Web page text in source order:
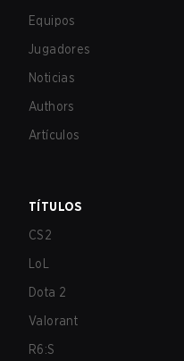
Equipos
Jugadores
Noticias
Authors
Artículos
TÍTULOS
CS2
LoL
Dota 2
Valorant
R6:S